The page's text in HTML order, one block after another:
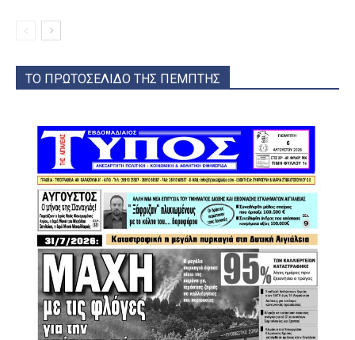
ΤΟ ΠΡΩΤΟΣΕΛΙΔΟ ΤΗΣ ΠΕΜΠΤΗΣ